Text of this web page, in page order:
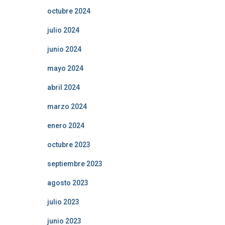
octubre 2024
julio 2024
junio 2024
mayo 2024
abril 2024
marzo 2024
enero 2024
octubre 2023
septiembre 2023
agosto 2023
julio 2023
junio 2023